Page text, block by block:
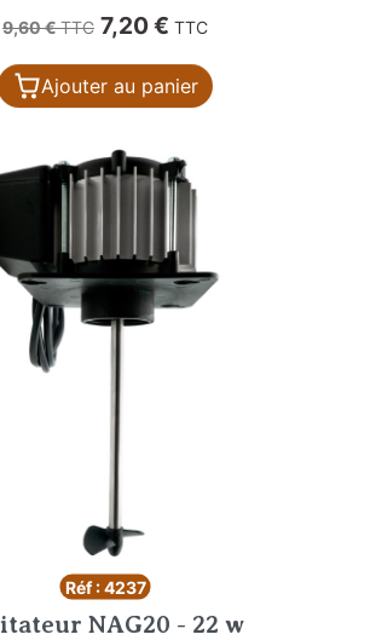
Prix de base
9,60 €TTC Prix
7,20 € TTC
Ajouter au panier
Réf : 4237
NAG20 - 22 w